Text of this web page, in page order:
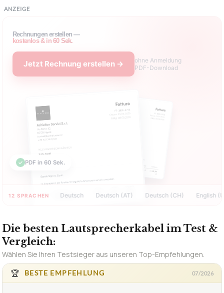
ANZEIGE
Rechnungen erstellen —
kostenlos & in 60 Sek.
PDF in 60 Sek.
12 SPRACHENDeutsch Deutsch (AT) Deutsch (CH) English (US)
Die besten Lautsprecherkabel im Test &
Vergleich:
Wählen Sie Ihren Testsieger aus unseren Top-Empfehlungen.
🏆
BESTE EMPFEHLUNG 07/2026